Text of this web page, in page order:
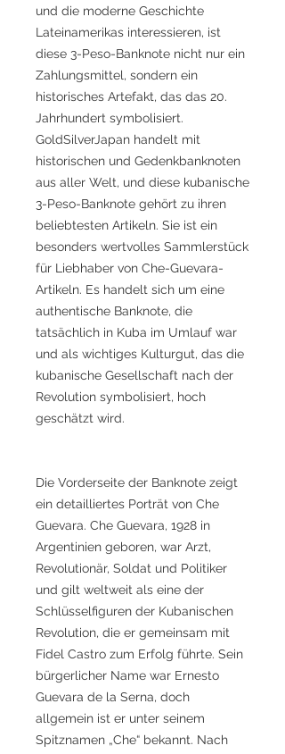
und die moderne Geschichte
Lateinamerikas interessieren, ist
diese 3-Peso-Banknote nicht nur ein
Zahlungsmittel, sondern ein
historisches Artefakt, das das 20.
Jahrhundert symbolisiert.
GoldSilverJapan handelt mit
historischen und Gedenkbanknoten
aus aller Welt, und diese kubanische
3-Peso-Banknote gehört zu ihren
beliebtesten Artikeln. Sie ist ein
besonders wertvolles Sammlerstück
für Liebhaber von Che-Guevara-
Artikeln. Es handelt sich um eine
authentische Banknote, die
tatsächlich in Kuba im Umlauf war
und als wichtiges Kulturgut, das die
kubanische Gesellschaft nach der
Revolution symbolisiert, hoch
geschätzt wird.
Die Vorderseite der Banknote zeigt
ein detailliertes Porträt von Che
Guevara. Che Guevara, 1928 in
Argentinien geboren, war Arzt,
Revolutionär, Soldat und Politiker
und gilt weltweit als eine der
Schlüsselfiguren der Kubanischen
Revolution, die er gemeinsam mit
Fidel Castro zum Erfolg führte. Sein
bürgerlicher Name war Ernesto
Guevara de la Serna, doch
allgemein ist er unter seinem
Spitznamen „Che“ bekannt. Nach